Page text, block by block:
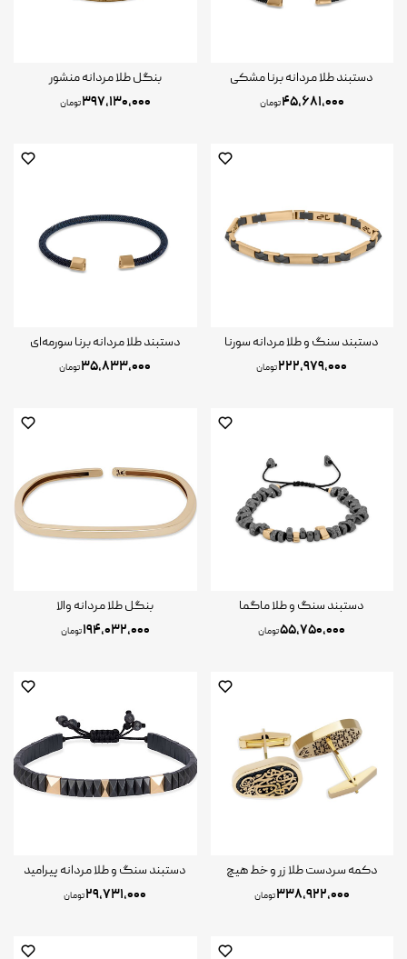
دستبند طلا مردانه برنا مشکی
۴۵,۶۸۱,۰۰۰تومان
بنگل طلا مردانه منشور
۳۹۷,۱۳۰,۰۰۰تومان
دستبند سنگ و طلا مردانه سورنا
۲۲۲,۹۷۹,۰۰۰تومان
دستبند طلا مردانه برنا سورمه‌ای
۳۵,۸۳۳,۰۰۰تومان
دستبند سنگ و طلا ماگما
۵۵,۷۵۰,۰۰۰تومان
بنگل طلا مردانه والا
۱۹۴,۰۳۲,۰۰۰تومان
دکمه سردست طلا زر و خط هیچ
۳۳۸,۹۲۲,۰۰۰تومان
دستبند سنگ و طلا مردانه پیرامید
۲۹,۷۳۱,۰۰۰تومان